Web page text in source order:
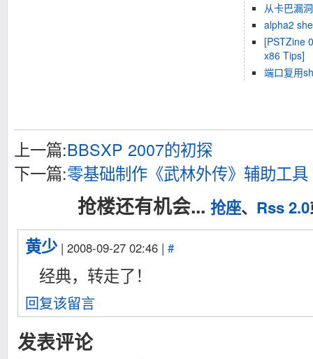
从卡巴漏
alpha2
[PSTZine
x86 Tips]
端口复用
上一篇:BBSXP 2007的初探
下一篇:零基础制作《武林外传》辅助工
抢楼还有机会... 抢座、 Rss 2.0
黄少| 2008-09-27 02:46 | #
经典，转走了！
回复该留言
发表评论